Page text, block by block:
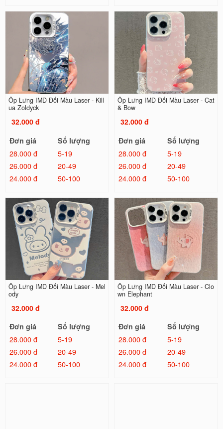
Ốp Lưng IMD Đổi Màu Laser - Kill
ua Zoldyck
32.000 đ
Đơn giá
Số lượng
28.000 đ
5-19
26.000 đ
20-49
24.000 đ
50-100
Ốp Lưng IMD Đổi Màu Laser - Cat
& Bow
32.000 đ
Đơn giá
Số lượng
28.000 đ
5-19
26.000 đ
20-49
24.000 đ
50-100
Ốp Lưng IMD Đổi Màu Laser - Mel
ody
32.000 đ
Đơn giá
Số lượng
28.000 đ
5-19
26.000 đ
20-49
24.000 đ
50-100
Ốp Lưng IMD Đổi Màu Laser - Clo
wn Elephant
32.000 đ
Đơn giá
Số lượng
28.000 đ
5-19
26.000 đ
20-49
24.000 đ
50-100